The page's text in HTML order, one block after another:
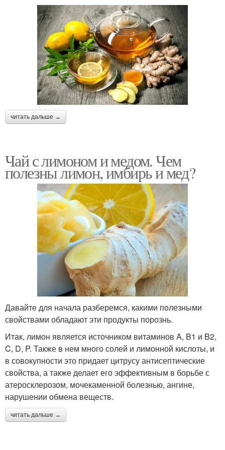
читать дальше →
Чай с лимоном и медом. Чем
полезны лимон, имбирь и мед?
Давайте для начала разберемся, какими полезными
свойствами обладают эти продукты порознь.
Итак, лимон является источником витаминов A, B1 и B2,
C, D, P. Также в нем много солей и лимонной кислоты, и
в совокупности это придает цитрусу антисептические
свойства, а также делает его эффективным в борьбе с
атеросклерозом, мочекаменной болезнью, ангине,
нарушении обмена веществ.
читать дальше →